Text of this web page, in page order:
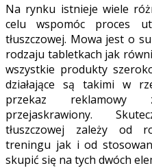
Na rynku istnieje wiele
celu wspomóc proces
tłuszczowej. Mowa jest o
rodzaju tabletkach jak
wszystkie produkty
działające są takimi w
przekaz reklamowy
przejaskrawiony.
tłuszczowej zależy od
treningu jak i od
skupić się na tych dwóch